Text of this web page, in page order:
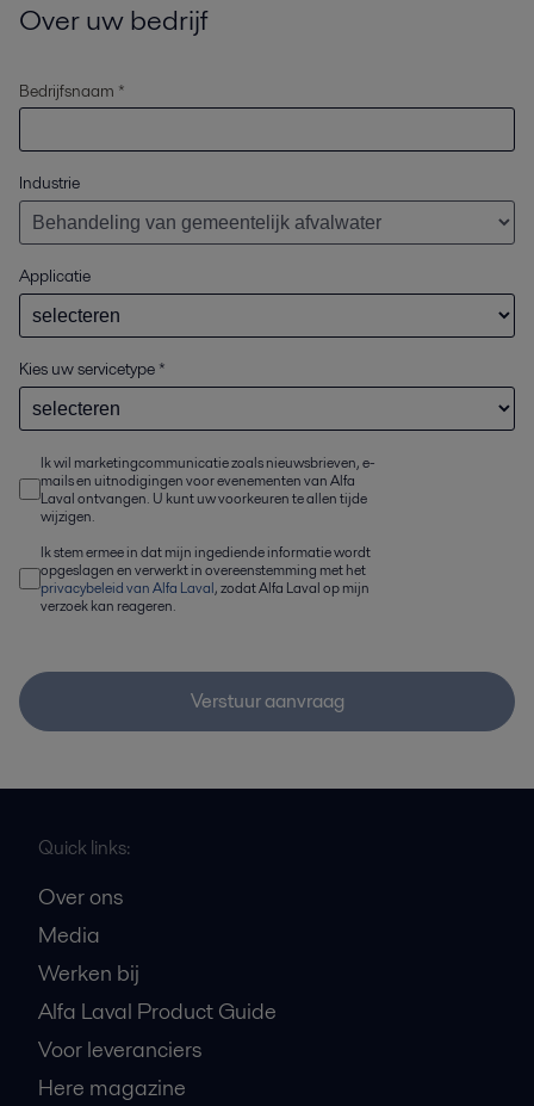
Over uw bedrijf
Bedrijfsnaam *
Industrie
Applicatie
Kies uw servicetype *
Ik wil marketingcommunicatie zoals nieuwsbrieven, e-
mails en uitnodigingen voor evenementen van Alfa
Laval ontvangen. U kunt uw voorkeuren te allen tijde
wijzigen.
Ik stem ermee in dat mijn ingediende informatie wordt
opgeslagen en verwerkt in overeenstemming met het
privacybeleid van Alfa Laval, zodat Alfa Laval op mijn
verzoek kan reageren.
Verstuur aanvraag
Quick links:
Over ons
Media
Werken bij
Alfa Laval Product Guide
Voor leveranciers
Here magazine